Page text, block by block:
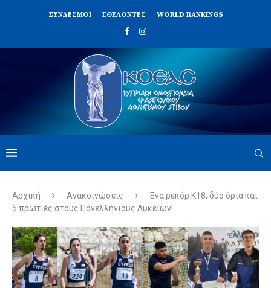
ΣΥΝΔΈΣΜΟΙ ΕΘΕΛΟΝΤΈΣ WORLD RANKINGS
Αρχική Ανακοινώσεις
Ένα ρεκόρ Κ18, δύο όρια και
5 πρωτιές στους Πανελλήνιους Λυκείων!